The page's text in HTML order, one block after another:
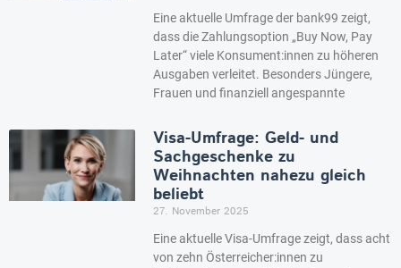
Eine aktuelle Umfrage der bank99 zeigt,
dass die Zahlungsoption „Buy Now, Pay
Later“ viele Konsument:innen zu höheren
Ausgaben verleitet. Besonders Jüngere,
Frauen und finanziell angespannte
Visa-Umfrage: Geld- und
Sachgeschenke zu
Weihnachten nahezu gleich
beliebt
27. November 2025
Eine aktuelle Visa-Umfrage zeigt, dass acht
von zehn Österreicher:innen zu